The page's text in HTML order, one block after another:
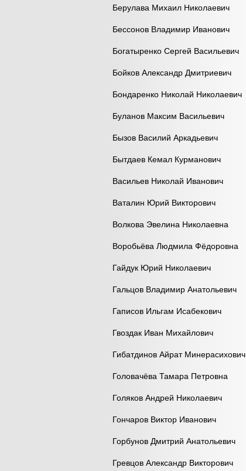
Берулава Михаил Николаевич
Бессонов Владимир Иванович
Богатыренко Сергей Васильевич
Бойков Александр Дмитриевич
Бондаренко Николай Николаевич
Буланов Максим Васильевич
Бызов Василий Аркадьевич
Бытдаев Кемал Курманович
Васильев Николай Иванович
Ваталин Юрий Викторович
Волкова Эвелина Николаевна
Воробьёва Людмила Фёдоровна
Гайдук Юрий Николаевич
Гальцов Владимир Анатольевич
Гаписов Ильгам Исабекович
Гвоздак Иван Михайлович
Гибатдинов Айрат Минерасихович
Головачёва Тамара Петровна
Голяков Андрей Николаевич
Гончаров Виктор Иванович
Горбунов Дмитрий Анатольевич
Гревцов Александр Викторович